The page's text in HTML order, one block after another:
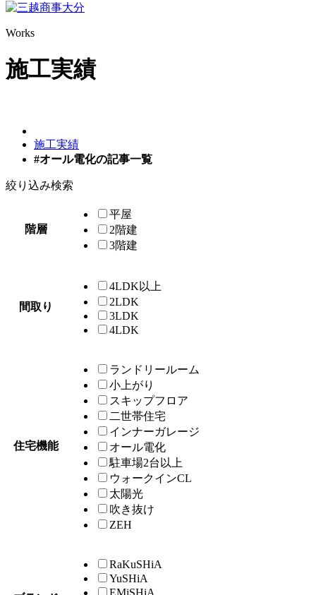
Works
施工実績
施工実績
#オール電化の記事一覧
絞り込み検索
階層
平屋
2階建
3階建
間取り
4LDK以上
2LDK
3LDK
4LDK
住宅機能
ランドリールーム
小上がり
スキップフロア
二世帯住宅
インナーガレージ
オール電化
駐車場2台以上
ウォークインCL
太陽光
吹き抜け
ZEH
RaKuSHiA
YuSHiA
EMiSHiA